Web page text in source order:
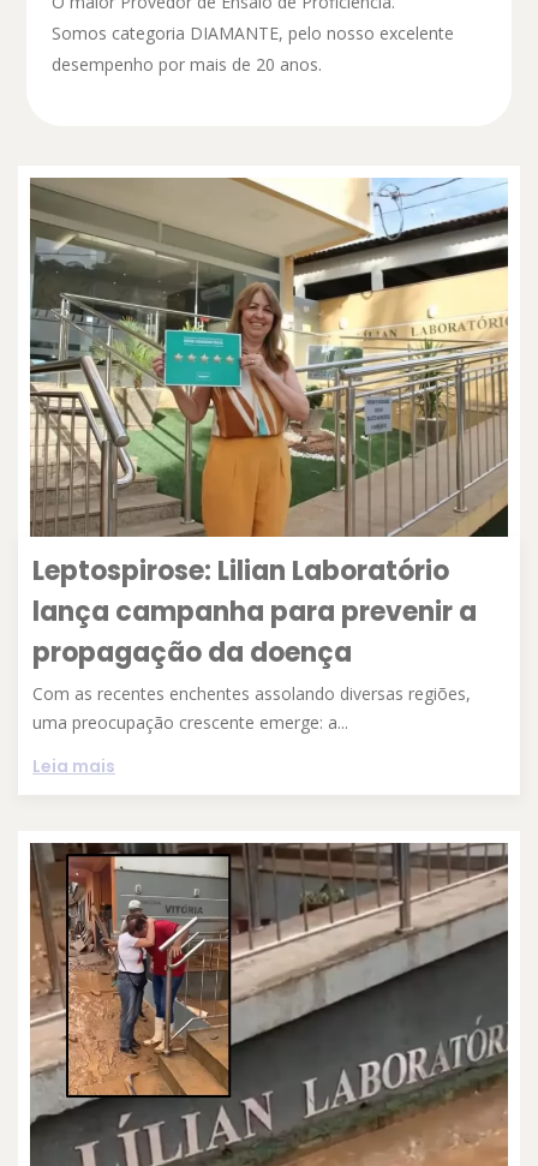
Somos categoria DIAMANTE, pelo nosso excelente
desempenho por mais de 20 anos.
informado
Leptospirose: Lilian Laboratório
lança campanha para prevenir a
propagação da doença
Com as recentes enchentes assolando diversas regiões,
uma preocupação crescente emerge: a...
Leia mais